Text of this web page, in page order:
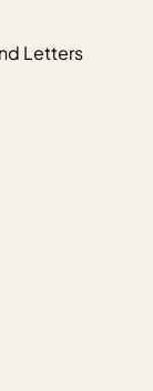
Letters